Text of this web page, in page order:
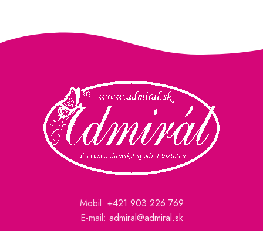
Mobil: +421 903 226 769
E-mail: admiral@admiral.sk